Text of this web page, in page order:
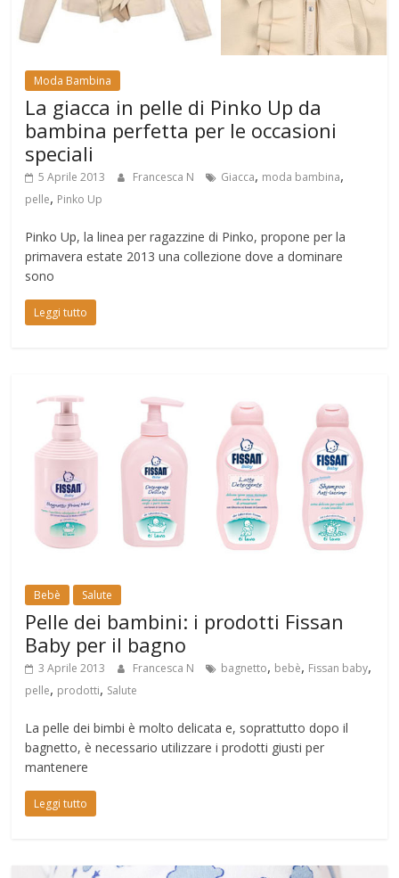
Moda Bambina
La giacca in pelle di Pinko Up da
bambina perfetta per le occasioni
speciali
5 Aprile 2013 Francesca N Giacca, moda bambina,
pelle, Pinko Up
Pinko Up, la linea per ragazzine di Pinko, propone per la
primavera estate 2013 una collezione dove a dominare
sono
Leggi tutto
Bebè Salute
Pelle dei bambini: i prodotti Fissan
Baby per il bagno
3 Aprile 2013 Francesca N bagnetto, bebè, Fissan baby,
pelle, prodotti, Salute
La pelle dei bimbi è molto delicata e, soprattutto dopo il
bagnetto, è necessario utilizzare i prodotti giusti per
mantenere
Leggi tutto